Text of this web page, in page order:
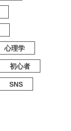
心理学
初心者
SNS